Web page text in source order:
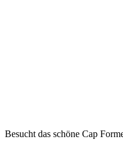
Besucht das schöne Cap